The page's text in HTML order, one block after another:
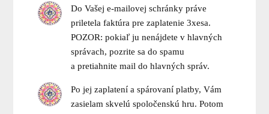
Do Vašej e-mailovej schránky práve
priletela faktúra pre zaplatenie 3xesa.
POZOR: pokiaľ ju nenájdete v hlavných
správach, pozrite sa do spamu
a pretiahnite mail do hlavných správ.
Po jej zaplatení a spárovaní platby, Vám
zasielam skvelú spoločenskú hru. Potom